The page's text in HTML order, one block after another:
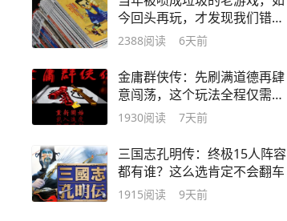
今回头再玩，才发现我们错了
太多！
2388阅读 6天前
金庸群侠传：先刷满道德再肆
意闯荡，这个玩法全程仅需2
场战斗
1930阅读 7天前
三国志孔明传：终极15人阵容
都有谁？这么选肯定不会翻车
1915阅读 9天前